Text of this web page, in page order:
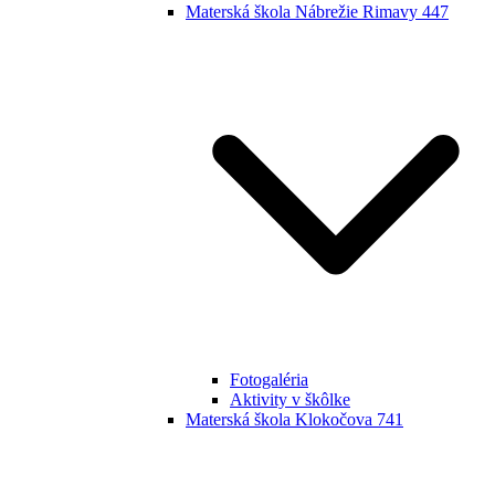
Materská škola Nábrežie Rimavy 447
Fotogaléria
Aktivity v škôlke
Materská škola Klokočova 741